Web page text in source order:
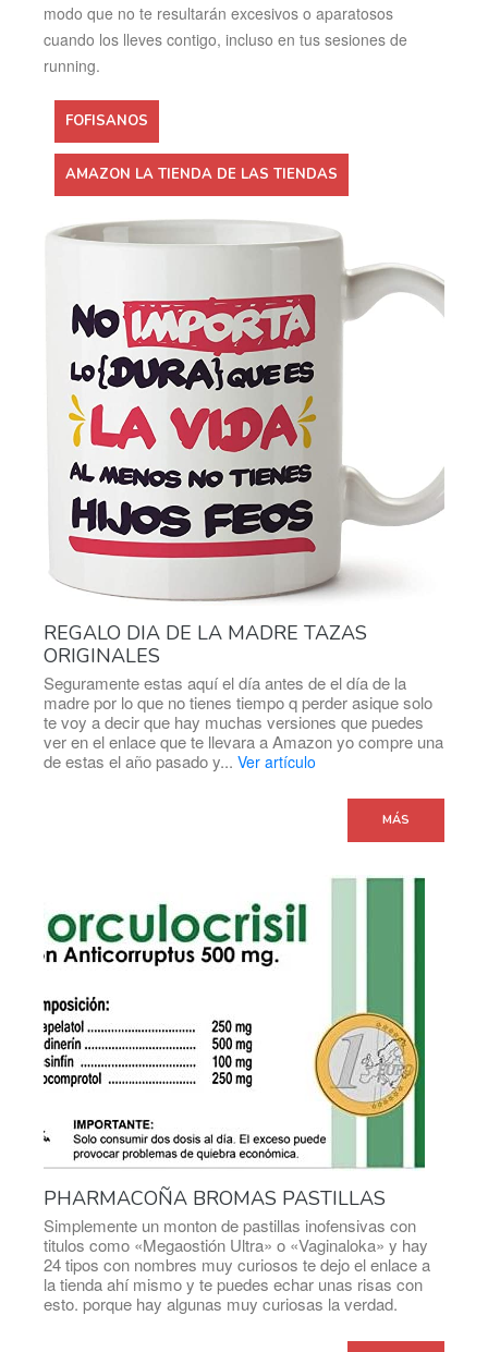
modo que no te resultarán excesivos o aparatosos
cuando los lleves contigo, incluso en tus sesiones de
running.
FOFISANOS
AMAZON LA TIENDA DE LAS TIENDAS
REGALO DIA DE LA MADRE TAZAS
ORIGINALES
Seguramente estas aquí el día antes de el día de la
madre por lo que no tienes tiempo q perder asique solo
te voy a decir que hay muchas versiones que puedes
ver en el enlace que te llevara a Amazon yo compre una
de estas el año pasado y... Ver artículo
MÁS
PHARMACOÑA BROMAS PASTILLAS
Simplemente un monton de pastillas inofensivas con
titulos como «Megaostión Ultra» o «Vaginaloka» y hay
24 tipos con nombres muy curiosos te dejo el enlace a
la tienda ahí mismo y te puedes echar unas risas con
esto. porque hay algunas muy curiosas la verdad.